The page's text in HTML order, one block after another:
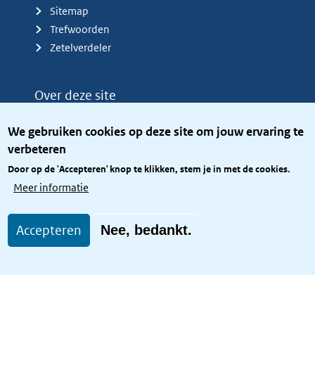
We gebruiken cookies op deze site om jouw ervaring te
verbeteren
Door op de 'Accepteren' knop te klikken, stem je in met de cookies.
Meer informatie
Accepteren Nee, bedankt.
Sitemap
Trefwoorden
Zetelverdeler
Over deze site
Privacy
Toegang site openbaar
Toegankelijkheid